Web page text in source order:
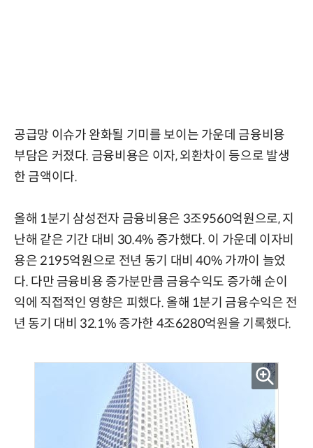
공급망 이슈가 완화될 기미를 보이는 가운데 금융비용
부담은 커졌다. 금융비용은 이자, 외환차이 등으로 발생
한 금액이다.
올해 1분기 삼성전자 금융비용은 3조9560억원으로, 지
난해 같은 기간 대비 30.4% 증가했다. 이 가운데 이자비
용은 2195억원으로 전년 동기 대비 40% 가까이 늘었
다. 다만 금융비용 증가분만큼 금융수익도 증가해 순이
익에 직접적인 영향은 피했다. 올해 1분기 금융수익은 전
년 동기 대비 32.1% 증가한 4조6280억원을 기록했다.